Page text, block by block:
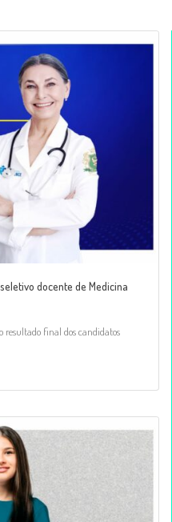
docente de Medicina
resultado final dos candidatos